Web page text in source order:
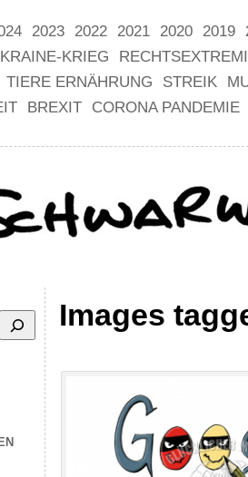
2023 2022 2021 2020 2019
KRIEG
TIERE ERNÄHRUNG STREIK
BREXIT
CORONA PANDEMIE
Images